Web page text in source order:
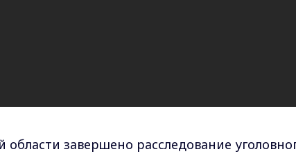
завершено расследование